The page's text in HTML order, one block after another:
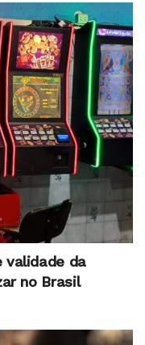
validade da
no Brasil